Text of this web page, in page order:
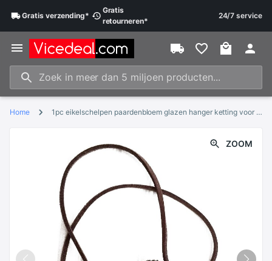
Gratisverzending*
Gratis
retourneren*
24/7 service
Home 1pc eikelschelpen paardenbloem glazen hanger ketting voor dames sieraden 45+5cm
ZOOM